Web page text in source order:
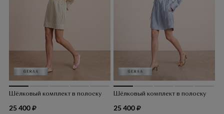
Шёлковый комплект в полоску
25 400
Шёлковый комплект в полоску
25 400